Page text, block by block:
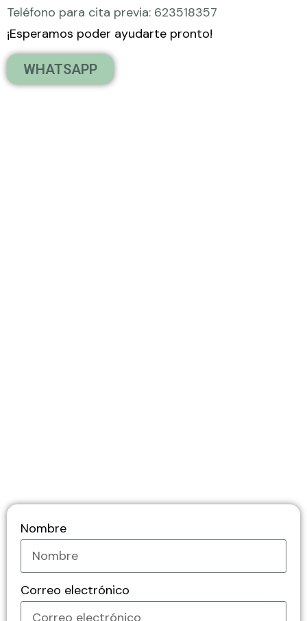
Teléfono para cita previa: 623518357
¡Esperamos poder ayudarte pronto!
WHATSAPP
Nombre
Correo electrónico